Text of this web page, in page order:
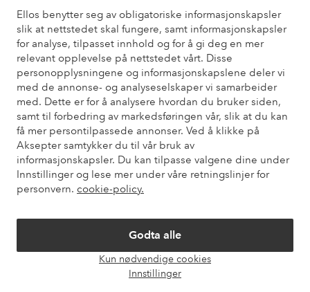
Ellos benytter seg av obligatoriske informasjonskapsler
slik at nettstedet skal fungere, samt informasjonskapsler
for analyse, tilpasset innhold og for å gi deg en mer
relevant opplevelse på nettstedet vårt. Disse
personopplysningene og informasjonskapslene deler vi
med de annonse- og analyseselskaper vi samarbeider
med. Dette er for å analysere hvordan du bruker siden,
samt til forbedring av markedsføringen vår, slik at du kan
få mer persontilpassede annonser. Ved å klikke på
Aksepter samtykker du til vår bruk av
informasjonskapsler. Du kan tilpasse valgene dine under
Innstillinger og lese mer under våre retningslinjer for
personvern. cookie-policy.
Godta alle
Kun nødvendige cookies
Innstillinger
Kundeservice Bestilling Betalingsmåte
Mine sider
Om Ellos
Våre tjenester